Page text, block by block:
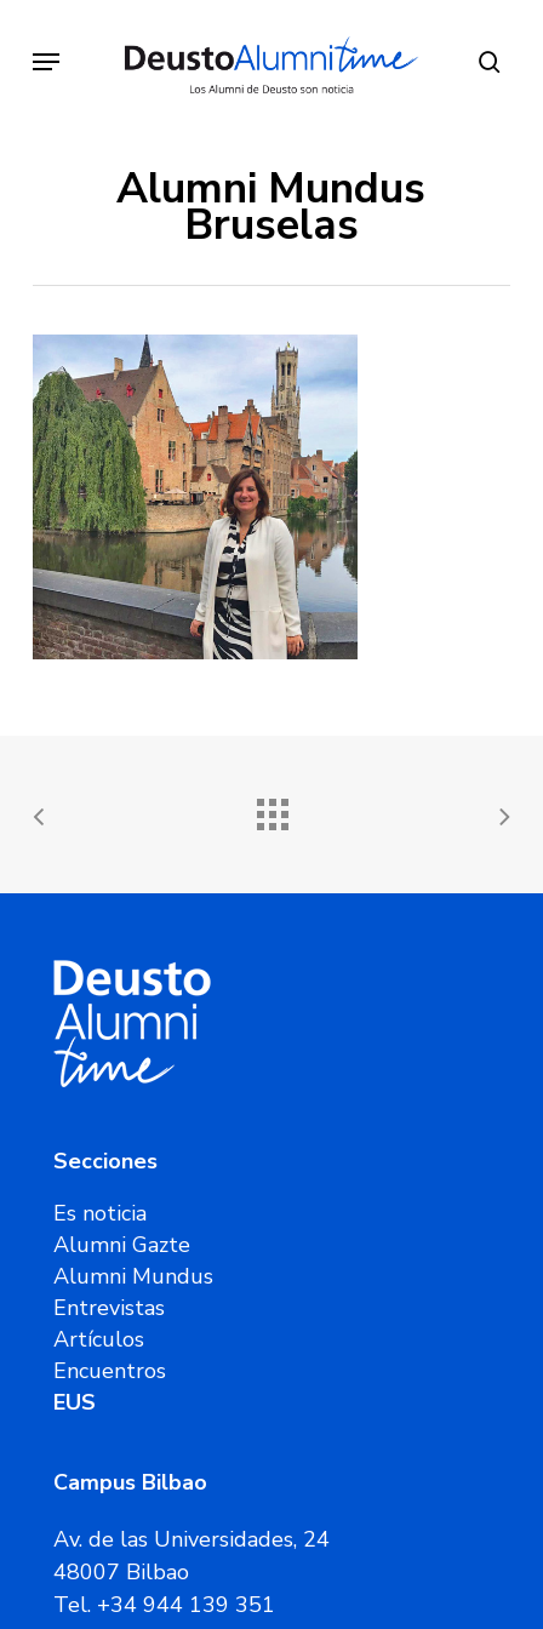
main
Menu
Alumni Mundus
Bruselas
Secciones
Es noticia
Alumni Gazte
Alumni Mundus
Entrevistas
Artículos
Encuentros
EUS
Campus Bilbao
Av. de las Universidades, 24
48007 Bilbao
Tel. +34 944 139 351